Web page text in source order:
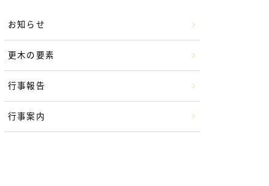
お知らせ
更木の要素
行事報告
行事案内